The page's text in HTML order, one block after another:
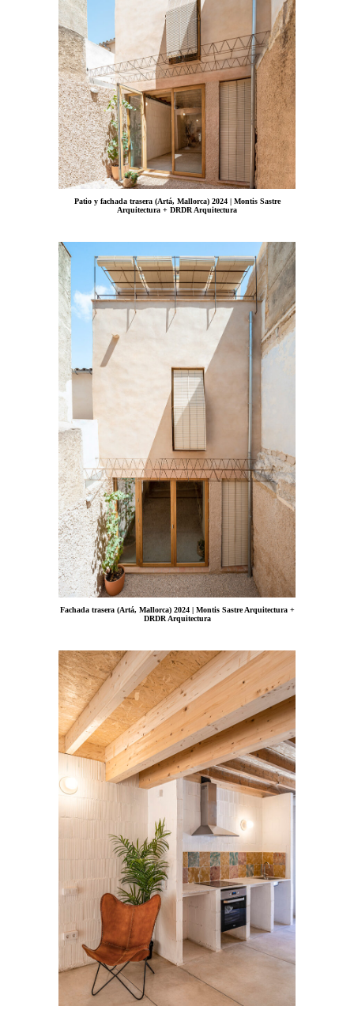
Patio y fachada trasera (Artá, Mallorca) 2024 | Montis Sastre
Arquitectura + DRDR Arquitectura
Fachada trasera (Artá, Mallorca) 2024 | Montis Sastre Arquitectura +
DRDR Arquitectura